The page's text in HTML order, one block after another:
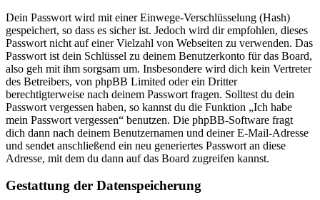
Dein Passwort wird mit einer Einwege-Verschlüsselung (Hash)
gespeichert, so dass es sicher ist. Jedoch wird dir empfohlen, dieses
Passwort nicht auf einer Vielzahl von Webseiten zu verwenden. Das
Passwort ist dein Schlüssel zu deinem Benutzerkonto für das Board,
also geh mit ihm sorgsam um. Insbesondere wird dich kein Vertreter
des Betreibers, von phpBB Limited oder ein Dritter
berechtigterweise nach deinem Passwort fragen. Solltest du dein
Passwort vergessen haben, so kannst du die Funktion „Ich habe
mein Passwort vergessen“ benutzen. Die phpBB-Software fragt
dich dann nach deinem Benutzernamen und deiner E-Mail-Adresse
und sendet anschließend ein neu generiertes Passwort an diese
Adresse, mit dem du dann auf das Board zugreifen kannst.
Gestattung der Datenspeicherung